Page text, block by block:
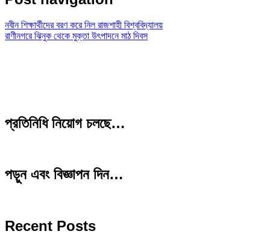
নবীন শিক্ষার্থীদের বরণ করে নিল রাজশাহী বিশ্ববিদ্যালয়
রাণীনগরে ঝিনুক থেকে মুক্তা উৎপাদনে মাঠ দিবস
প্রতিনিধি নিয়োগ চলছে…
পড়ুন এবং বিজ্ঞাপন দিন…
Recent Posts